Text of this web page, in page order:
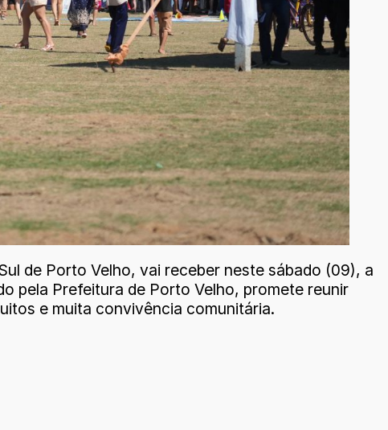
de Porto Velho, vai receber neste sábado (09), a
pela Prefeitura de Porto Velho, promete reunir
e muita convivência comunitária.